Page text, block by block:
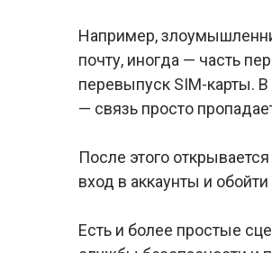
Например,
почту, иногда — часть
перевыпуск SIM-карты.
— связь просто
После этого
вход в аккаунты и
Есть и более простые